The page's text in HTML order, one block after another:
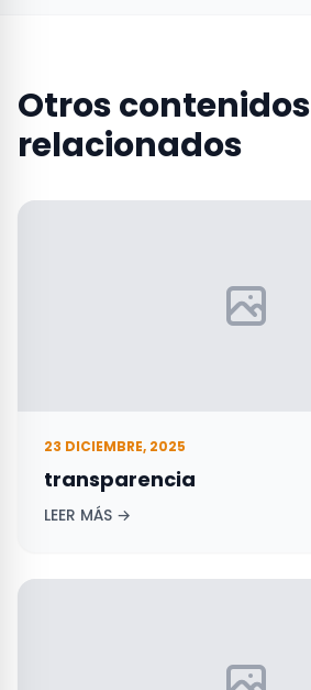
Otros contenidos
relacionados
23 DICIEMBRE, 2025
transparencia
LEER MÁS →